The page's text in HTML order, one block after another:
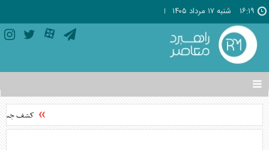
۱۶:۱۹ شنبه ۱۷ مرداد ۱۴۰۵
تغییر
وضعیت
منوی
ها
کشف جسد